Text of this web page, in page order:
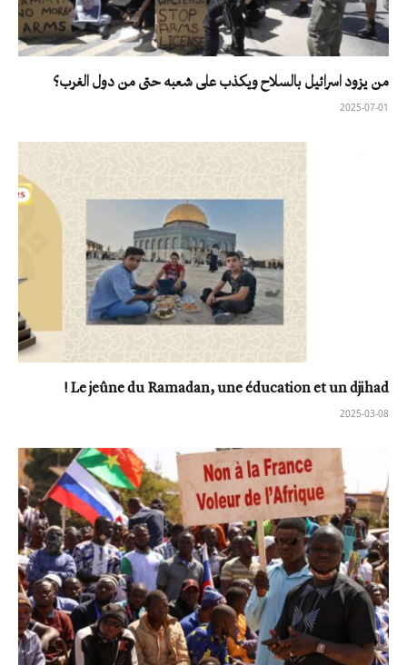
من يزود اسرائيل بالسلاح ويكذب على شعبه حتى من دول الغرب؟
2025-07-01
Le jeûne du Ramadan, une éducation et un djihad !
2025-03-08